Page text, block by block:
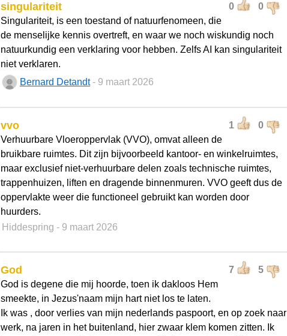
0 0
singulariteit
Singulariteit, is een toestand of natuurfenomeen, die
de menselijke kennis overtreft, en waar we noch wiskundig noch
natuurkundig een verklaring voor hebben. Zelfs AI kan singulariteit
niet verklaren.
Bernard Detandt - 9 maart 2026
1 0
vvo
Verhuurbare Vloeroppervlak (VVO), omvat alleen de
bruikbare ruimtes. Dit zijn bijvoorbeeld kantoor- en winkelruimtes,
maar exclusief niet-verhuurbare delen zoals technische ruimtes,
trappenhuizen, liften en dragende binnenmuren. VVO geeft dus de
oppervlakte weer die functioneel gebruikt kan worden door
huurders.
Hiddespring - 9 maart 2026
7 5
God
God is degene die mij hoorde, toen ik dakloos Hem
smeekte, in Jezus'naam mijn hart niet los te laten.
Ik was , door verlies van mijn nederlands paspoort, en op zoek naar
werk, na jaren in het buitenland, hier zwaar klem komen zitten. Ik